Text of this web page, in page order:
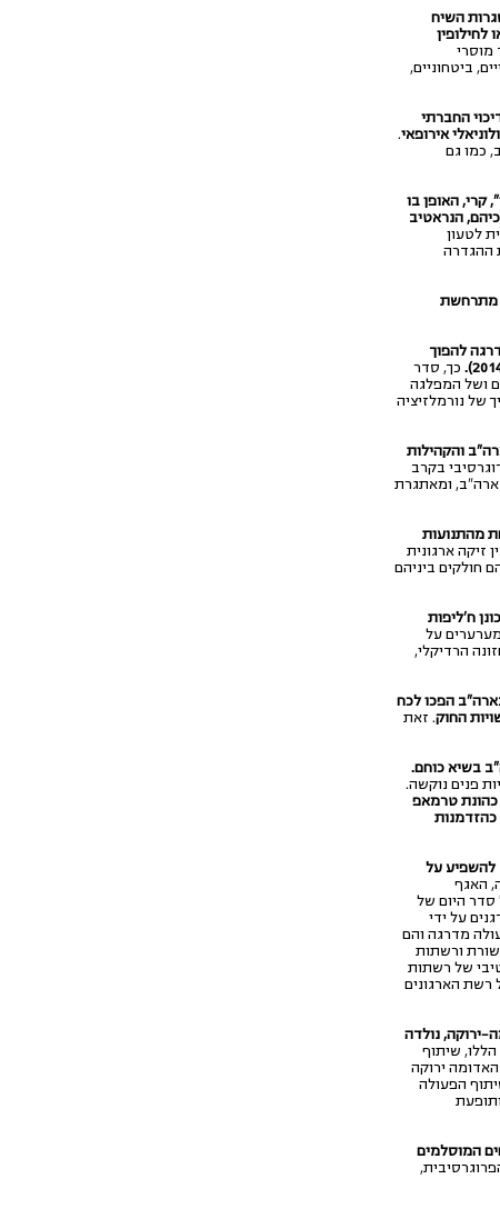
השיח
לחילופין
מוסרי
ביטחוניים,
החברתי
אירופאי.
כמו גם
קרי, האופן בו
הנראטיב
לטעון
ההגדרה
מתרחשת
להפוך
כך, סדר
ושל המפלגה
של נורמלזיציה
והקהילות
בקרב
ומאתגרת
מהתנועות
זיקה ארגונית
חולקים ביניהם
ח'ליפות
על
הרדיקלי,
הפכו לכח
החוק. זאת
פנים נוקשה.
טרמאפ
להשפיע על
האגף
סדר היום של
על ידי
מדרגה והם
ורשתות
של רשתות
רשת הארגונים
ירוקה, נולדה
הללו, שיתוף
ירוקה
הפעולה
המוסלמים